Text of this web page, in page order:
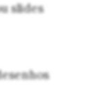
slides